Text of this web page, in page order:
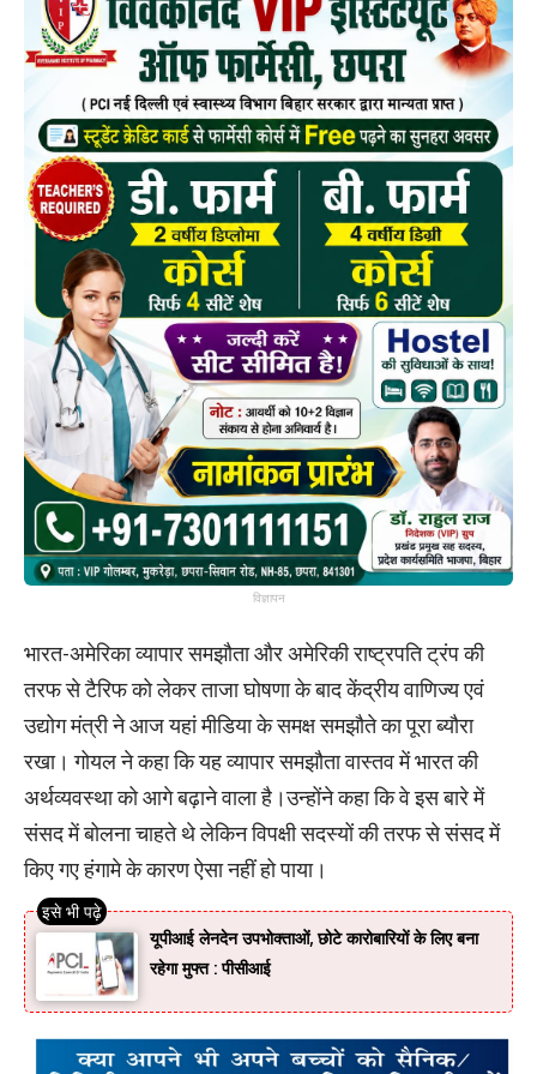
विज्ञापन
भारत-अमेरिका व्यापार समझौता और अमेरिकी राष्ट्रपति ट्रंप की
तरफ से टैरिफ को लेकर ताजा घोषणा के बाद केंद्रीय वाणिज्‍य एवं
उद्योग मंत्री ने आज यहां मीडिया के समक्ष समझौते का पूरा ब्‍यौरा
रखा। गोयल ने कहा क‍ि यह व्‍यापार समझौता वास्तव में भारत की
अर्थव्यवस्था को आगे बढ़ाने वाला है।उन्होंने कहा कि वे इस बारे में
संसद में बोलना चाहते थे लेकिन विपक्षी सदस्यों की तरफ से संसद में
किए गए हंगामे के कारण ऐसा नहीं हो पाया।
यूपीआई लेनदेन उपभोक्ताओं, छोटे कारोबारियों के लिए बना
रहेगा मुफ्त : पीसीआई